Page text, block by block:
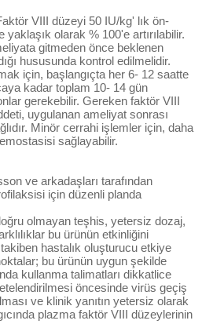
VIII düzeyi 50 IU/kg' lık ön-
olarak % 100'e artırılabilir.
gitmeden önce beklenen
hususunda kontrol edilmelidir.
için, başlangıçta her 6- 12 saatte
kadar toplam 10- 14 gün
gerekebilir. Gereken faktör VIII
uygulanan ameliyat sonrası
Minör cerrahi işlemler için, daha
sağlayabilir.
ve arkadaşları tarafından
için düzenli planda
olmayan teşhis, yetersiz dozaj,
bu ürünün etkinliğini
hastalık oluşturucu etkiye
bu ürünün uygun şekilde
kullanma talimatları dikkatlice
öncesinde virüs geçiş
ve klinik yanıtın yetersiz olarak
plazma faktör VIII düzeylerinin